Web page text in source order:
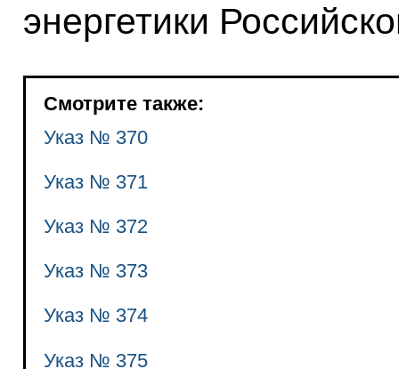
энергетики
Смотрите также:
Указ № 370
Указ № 371
Указ № 372
Указ № 373
Указ № 374
Указ № 375